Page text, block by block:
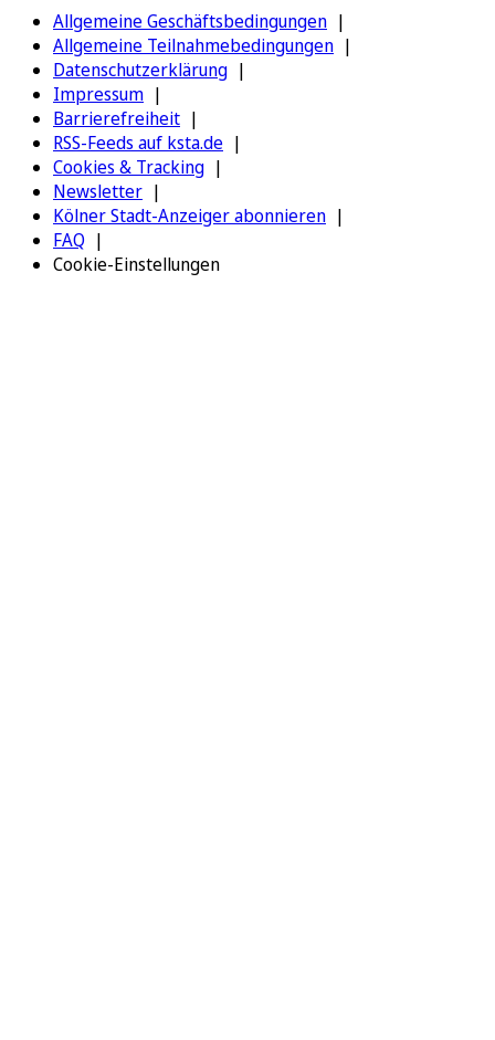
Allgemeine Geschäftsbedingungen
Allgemeine Teilnahmebedingungen
Datenschutzerklärung
Impressum
Barrierefreiheit
RSS-Feeds auf ksta.de
Cookies & Tracking
Newsletter
Kölner Stadt-Anzeiger abonnieren
FAQ
Cookie-Einstellungen